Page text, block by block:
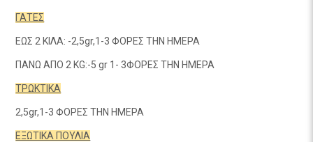
ΓΑΤΕΣ
ΕΩΣ 2 ΚΙΛΑ: -2,5gr,1-3 ΦΟΡΕΣ ΤΗΝ ΗΜΕΡΑ
ΠΑΝΩ ΑΠΟ 2 KG:-5 gr 1- 3ΦΟΡΕΣ ΤΗΝ ΗΜΕΡΑ
ΤΡΩΚΤΙΚΑ
2,5gr,1-3 ΦΟΡΕΣ ΤΗΝ ΗΜΕΡΑ
ΕΞΩΤΙΚΑ ΠΟΥΛΙΑ